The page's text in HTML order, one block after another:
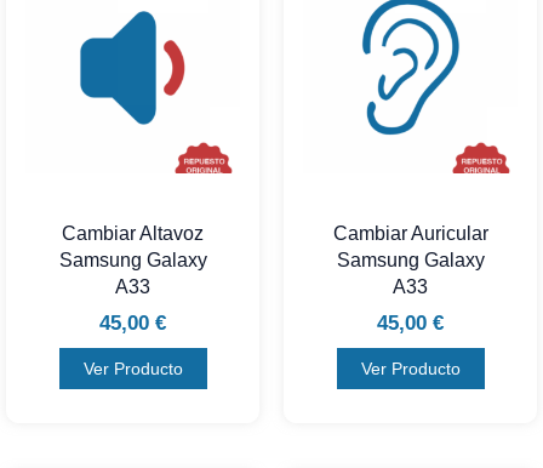
Cambiar Altavoz
Samsung Galaxy
A33
45,00 €
Ver Producto
Cambiar Auricular
Samsung Galaxy
A33
45,00 €
Ver Producto